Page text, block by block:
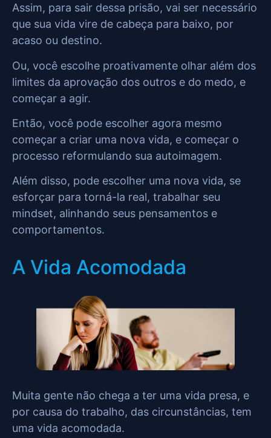
Assim, para sair dessa prisão, vai ser necessário
que sua vida vire de cabeça para baixo, por
acaso ou destino.
Ou, você escolhe proativamente olhar além dos
limites da aprovação dos outros e do medo, e
começar a agir.
Então, você pode escolher agora mesmo
começar a criar uma nova vida, e começar o
processo reformulando sua autoimagem.
Além disso, pode escolher uma nova vida, se
esforçar para torná-la real, trabalhar seu
mindset, alinhando seus pensamentos e
comportamentos.
A Vida Acomodada
Muita gente não chega a ter uma vida presa, e
por causa do trabalho, das circunstâncias, tem
uma vida acomodada.